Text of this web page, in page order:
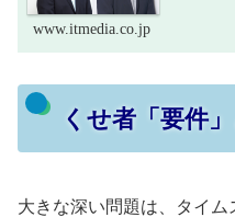
www.itmedia.co.jp
くせ者「要件
大きな深い問題は、タイ